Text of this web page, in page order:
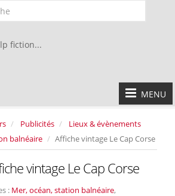
fiction...
MENU
Publicités
Lieux & évènements
balnéaire
Affiche vintage Le Cap Corse
vintage Le Cap Corse
: Mer, océan, station balnéaire,